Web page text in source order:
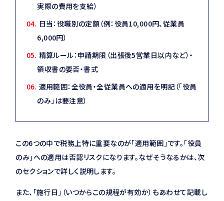
実際の費用を支給）
日当：役職別の定額（例：役員10,000円、従業員
6,000円）
精算ルール：申請期限（出張後5営業日以内など）・
領収書の要否・書式
適用範囲：全役員・全従業員への適用を明記（「役員
のみ」は要注意）
この6つの中で税務上特に重要なのが「適用範囲」です。「役員
のみ」への適用は否認リスクになります。なぜそうなるかは、次
のセクションで詳しく説明します。
また、「施行日」（いつからこの規程が有効か）もあわせて記載し